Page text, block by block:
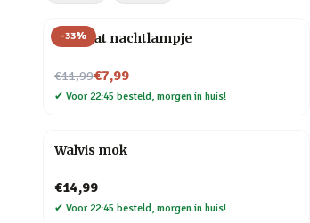
-33%
Mini kat nachtlampje
€11,99
Nu voor€7,99
✔ Voor 22:45 besteld, morgen in huis!
Walvis mok
€14,99
✔ Voor 22:45 besteld, morgen in huis!